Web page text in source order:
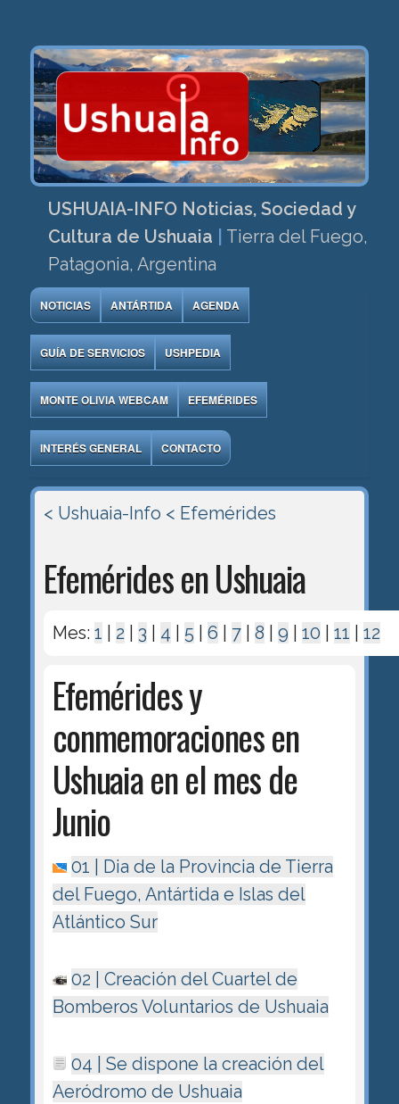
USHUAIA-INFO Noticias, Sociedad y
Cultura de Ushuaia
Tierra del Fuego,
Patagonia, Argentina
NOTICIAS ANTÁRTIDA AGENDA
GUÍA DE SERVICIOS USHPEDIA
MONTE OLIVIA WEBCAM EFEMÉRIDES
INTERÉS GENERAL CONTACTO
< Ushuaia-Info < Efemérides
Efemérides en Ushuaia
Mes: 1 2 3 4 5 6 7| 8 9 10 11 12
Efemérides y
conmemoraciones en
Ushuaia en el mes de
Junio
01 | Dia de la Provincia de Tierra
del Fuego, Antártida e Islas del
Atlántico Sur
02 | Creación del Cuartel de
Bomberos Voluntarios de Ushuaia
04 | Se dispone la creación del
Aeródromo de Ushuaia